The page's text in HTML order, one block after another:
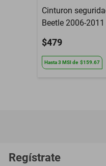
Cinturon
Beetle 2006-2011
$479
Hasta3 MSIde $159.67
Regístrate